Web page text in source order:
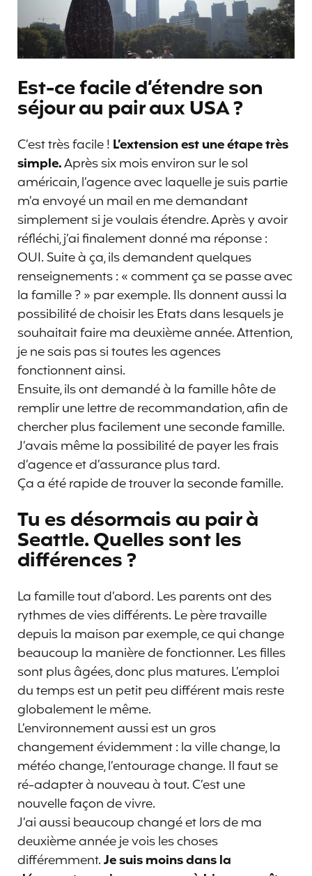
Est-ce facile d’étendre son
séjour au pair aux USA ?
C’est très facile ! L’extension est une étape très
simple.Après six mois environ sur le sol
américain, l’agence avec laquelle je suis partie
m’a envoyé un mail en me demandant
simplement si je voulais étendre. Après y avoir
réfléchi, j’ai finalement donné ma réponse :
OUI. Suite à ça, ils demandent quelques
renseignements : « comment ça se passe avec
la famille ? » par exemple. Ils donnent aussi la
possibilité de choisir les Etats dans lesquels je
souhaitait faire ma deuxième année. Attention,
je ne sais pas si toutes les agences
fonctionnent ainsi.
Ensuite, ils ont demandé à la famille hôte de
remplir une lettre de recommandation, afin de
chercher plus facilement une seconde famille.
J’avais même la possibilité de payer les frais
d’agence et d’assurance plus tard.
Ça a été rapide de trouver la seconde famille.
Tu es désormais au pair à
Seattle. Quelles sont les
différences ?
La famille tout d’abord. Les parents ont des
rythmes de vies différents. Le père travaille
depuis la maison par exemple, ce qui change
beaucoup la manière de fonctionner. Les filles
sont plus âgées, donc plus matures. L’emploi
du temps est un petit peu différent mais reste
globalement le même.
L’environnement aussi est un gros
changement évidemment : la ville change, la
météo change, l’entourage change. Il faut se
ré-adapter à nouveau à tout. C’est une
nouvelle façon de vivre.
J’ai aussi beaucoup changé et lors de ma
deuxième année je vois les choses
différemment.Je suis moins dans la